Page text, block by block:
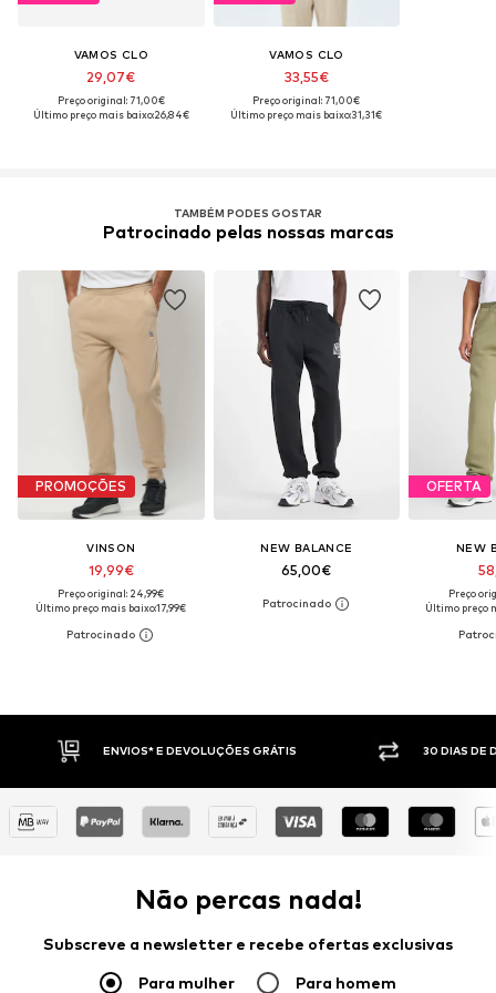
VAMOS CLO
29,07€
Preço original: 71,00€
Último preço mais baixo:26,84€
VAMOS CLO
33,55€
Preço original: 71,00€
Último preço mais baixo:31,31€
TAMBÉM PODES GOSTAR
Patrocinado pelas nossas marcas
PROMOÇÕES
VINSON
19,99€
Preço original: 24,99€
Último preço mais baixo:17,99€
NEW BALANCE
65,00€
OFERTA
NEW
Preço
Último preço
30 DIAS DE DIREITO DE DEVOLUÇÃO
Não percas nada!
Subscreve a newsletter e recebe ofertas exclusivas
Para mulher Para homem